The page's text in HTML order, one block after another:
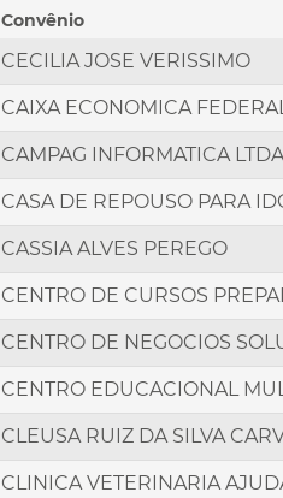
Convênio
CECILIA JOSE VERISSIMO
CAIXA ECONOMICA
CAMPAG INFORMATICA LTDA
CASA DE REPOUSO PARA
CASSIA ALVES PEREGO
CENTRO DE CURSOS
CENTRO DE NEGOCIOS
CENTRO EDUCACIONAL
CLEUSA RUIZ DA SILVA
CLINICA VETERINARIA